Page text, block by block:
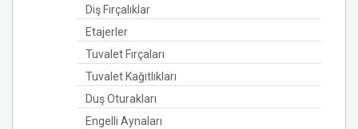
Diş Fırçalıklar
Etajerler
Tuvalet Fırçaları
Tuvalet Kağıtlıkları
Duş Oturakları
Engelli Aynaları